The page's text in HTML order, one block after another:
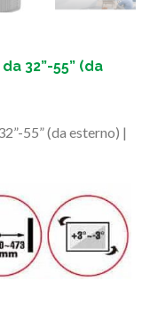
32”-55” (da
55” (da esterno) |